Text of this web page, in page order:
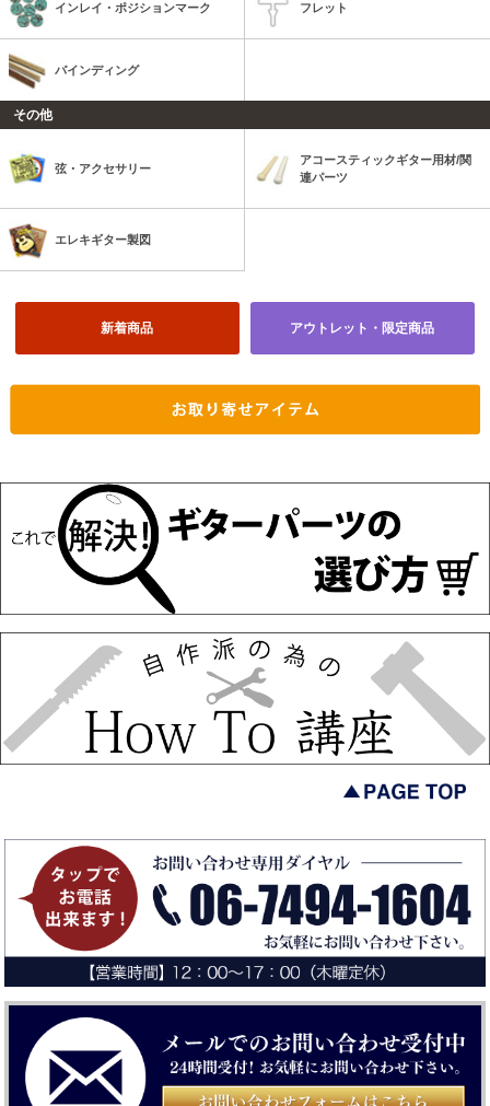
インレイ・ポジションマーク フレット
バインディング
その他
弦・アクセサリー
アコースティックギター用材/関
連パーツ
エレキギター製図
新着商品 アウトレット・限定商品